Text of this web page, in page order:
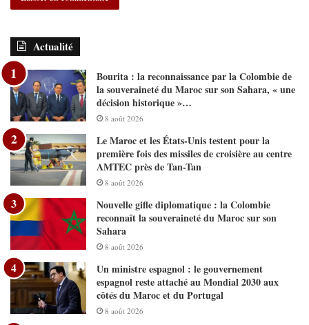
Actualité
Bourita : la reconnaissance par la Colombie de
la souveraineté du Maroc sur son Sahara, « une
décision historique »…
8 août 2026
Le Maroc et les États-Unis testent pour la
première fois des missiles de croisière au centre
AMTEC près de Tan-Tan
8 août 2026
Nouvelle gifle diplomatique : la Colombie
reconnaît la souveraineté du Maroc sur son
Sahara
8 août 2026
Un ministre espagnol : le gouvernement
espagnol reste attaché au Mondial 2030 aux
côtés du Maroc et du Portugal
8 août 2026